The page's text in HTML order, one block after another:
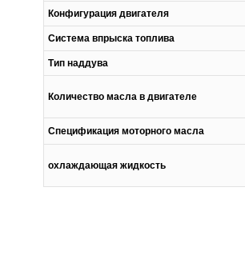
Конфигурация двигателя
Система впрыска топлива
Тип наддува
Количество масла в двигателе
Спецификация моторного масла
охлаждающая жидкость